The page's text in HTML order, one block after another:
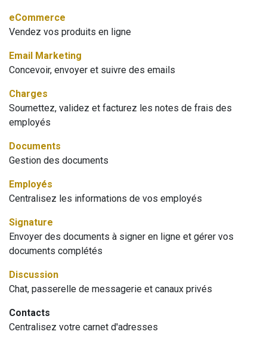
eCommerce
Vendez vos produits en ligne
Email Marketing
Concevoir, envoyer et suivre des emails
Charges
Soumettez, validez et facturez les notes de frais des
employés
Documents
Gestion des documents
Employés
Centralisez les informations de vos employés
Signature
Envoyer des documents à signer en ligne et gérer vos
documents complétés
Discussion
Chat, passerelle de messagerie et canaux privés
Contacts
Centralisez votre carnet d'adresses